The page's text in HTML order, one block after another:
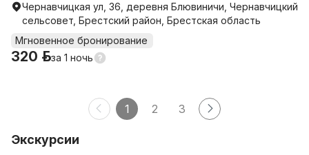
Чернавчицкая ул, 36, деревня Блювиничи, Чернавчицкий
сельсовет, Брестский район, Брестская область
Мгновенное бронирование
320 р.за 1 ночь
1 2 3
Экскурсии